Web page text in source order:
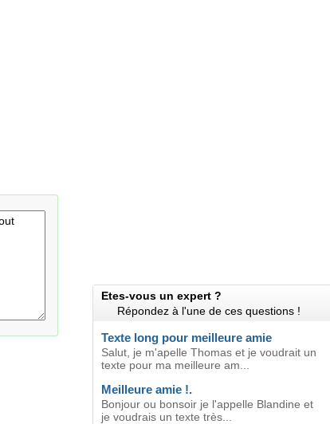
Etes-vous un expert ?
Répondez à l'une de ces questions !
Texte long pour meilleure amie
Salut, je m'apelle Thomas et je voudrait un
texte pour ma meilleure am...
Meilleure amie !.
Bonjour ou bonsoir je l'appelle Blandine et
je voudrais un texte très...